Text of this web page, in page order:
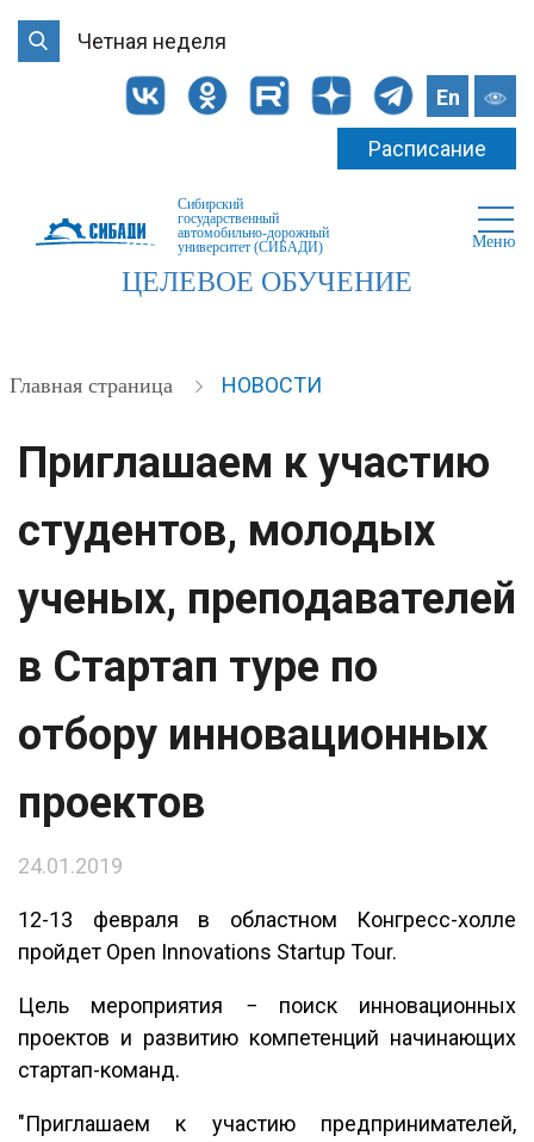
Четная неделя
En
Расписание
Сибирский
государственный
автомобильно-дорожный
университет (СИБАДИ)
Меню
ЦЕЛЕВОЕ ОБУЧЕНИЕ
Главная страница НОВОСТИ
Приглашаем к участию
студентов, молодых
ученых, преподавателей
в Стартап туре по
отбору инновационных
проектов
24.01.2019
12-13 февраля в областном Конгресс-холле
пройдет Open Innovations Startup Tour.
Цель мероприятия − поиск инновационных
проектов и развитию компетенций начинающих
стартап-команд.
"Приглашаем к участию предпринимателей,